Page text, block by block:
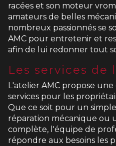
racées et son moteur
amateurs de belles
nombreux passionnés se
AMC pour entretenir et
afin de lui redonner tout
Les services de
L'atelier AMC propose
services pour les
Que ce soit pour un
réparation mécanique ou
complète, l'équipe de
répondre aux besoins les